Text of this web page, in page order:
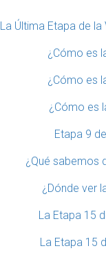
La Última Etapa de la
¿Cómo es
¿Cómo es
¿Cómo es
Etapa 9
¿Qué sabemos
¿Dónde ver
La Etapa 15
La Etapa 15